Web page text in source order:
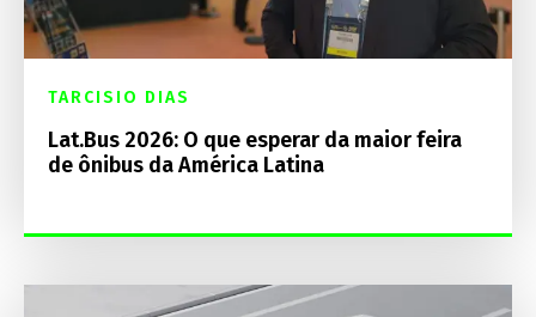
TARCISIO DIAS
Lat.Bus 2026: O que esperar da maior feira
de ônibus da América Latina